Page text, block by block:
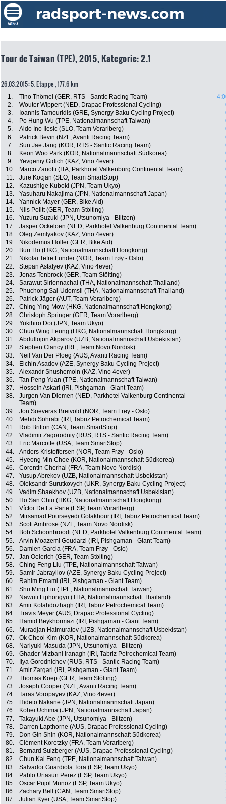
Tour de Taiwan (TPE), 2015, Kategorie: 2.1
26.03.2015: 5. Etappe , 177.6 km
1. Tino Thömel (GER, RTS - Santic Racing Team)
2.
Wouter Wippert (NED, Drapac Professional Cycling)
3.
Ioannis Tamouridis (GRE, Synergy Baku Cycling Project)
4.
Po Hung Wu (TPE, Nationalmannschaft Taiwan)
5.
Aldo Ino Ilesic (SLO, Team Vorarlberg)
6.
Patrick Bevin (NZL, Avanti Racing Team)
7.
Sun Jae Jang (KOR, RTS - Santic Racing Team)
8.
Keon Woo Park (KOR, Nationalmannschaft Südkorea)
9.
Yevgeniy Gidich (KAZ, Vino 4ever)
10.
Marco Zanotti (ITA, Parkhotel Valkenburg Continental Team)
11.
Jure Kocjan (SLO, Team SmartStop)
12.
Kazushige Kuboki (JPN, Team Ukyo)
13.
Yasuharu Nakajima (JPN, Nationalmannschaft Japan)
14.
Yannick Mayer (GER, Bike Aid)
15.
Nils Politt (GER, Team Stölting)
16.
Yuzuru Suzuki (JPN, Utsunomiya - Blitzen)
17.
Jasper Ockeloen (NED, Parkhotel Valkenburg Continental Team)
18.
Oleg Zemlyakov (KAZ, Vino 4ever)
19.
Nikodemus Holler (GER, Bike Aid)
20.
Burr Ho (HKG, Nationalmannschaft Hongkong)
21.
Nikolai Tefre Lunder (NOR, Team Frøy - Oslo)
22.
Stepan Astafyev (KAZ, Vino 4ever)
23.
Jonas Tenbrock (GER, Team Stölting)
24.
Sarawut Sirionnachai (THA, Nationalmannschaft Thailand)
25.
Phuchong Sai-Udomsil (THA, Nationalmannschaft Thailand)
26.
Patrick Jäger (AUT, Team Vorarlberg)
27.
Ching Ying Mow (HKG, Nationalmannschaft Hongkong)
28.
Christoph Springer (GER, Team Vorarlberg)
29.
Yukihiro Doi (JPN, Team Ukyo)
30.
Chun Wing Leung (HKG, Nationalmannschaft Hongkong)
31.
Abdullojon Akparov (UZB, Nationalmannschaft Usbekistan)
32.
Stephen Clancy (IRL, Team Novo Nordisk)
33.
Neil Van Der Ploeg (AUS, Avanti Racing Team)
34.
Elchin Asadov (AZE, Synergy Baku Cycling Project)
35.
Alexandr Shushemoin (KAZ, Vino 4ever)
36.
Tan Peng Yuan (TPE, Nationalmannschaft Taiwan)
37.
Hossein Askari (IRI, Pishgaman - Giant Team)
38.
Jurgen Van Diemen (NED, Parkhotel Valkenburg Continental
Team)
39. Jon Soeveras Breivold (NOR, Team Frøy - Oslo)
40.
Mehdi Sohrabi (IRI, Tabriz Petrochemical Team)
41.
Rob Britton (CAN, Team SmartStop)
42.
Vladimir Zagorodniy (RUS, RTS - Santic Racing Team)
43.
Eric Marcotte (USA, Team SmartStop)
44.
Anders Kristoffersen (NOR, Team Frøy - Oslo)
45.
Hyeong Min Choe (KOR, Nationalmannschaft Südkorea)
46.
Corentin Cherhal (FRA, Team Novo Nordisk)
47.
Yusup Abrekov (UZB, Nationalmannschaft Usbekistan)
48.
Oleksandr Surutkovych (UKR, Synergy Baku Cycling Project)
49.
Vadim Shaekhov (UZB, Nationalmannschaft Usbekistan)
50.
Ho San Chiu (HKG, Nationalmannschaft Hongkong)
51.
Víctor De La Parte (ESP, Team Vorarlberg)
52.
Mirsamad Pourseyedi Golakhour (IRI, Tabriz Petrochemical Team)
53.
Scott Ambrose (NZL, Team Novo Nordisk)
54.
Bob Schoonbroodt (NED, Parkhotel Valkenburg Continental Team)
55.
Arvin Moazemi Goudarzi (IRI, Pishgaman - Giant Team)
56.
Damien Garcia (FRA, Team Frøy - Oslo)
57.
Jan Oelerich (GER, Team Stölting)
58.
Ching Feng Liu (TPE, Nationalmannschaft Taiwan)
59.
Samir Jabrayilov (AZE, Synergy Baku Cycling Project)
60.
Rahim Emami (IRI, Pishgaman - Giant Team)
61.
Shu Ming Liu (TPE, Nationalmannschaft Taiwan)
62.
Nawuti Liphongyu (THA, Nationalmannschaft Thailand)
63.
Amir Kolahdozhagh (IRI, Tabriz Petrochemical Team)
64.
Travis Meyer (AUS, Drapac Professional Cycling)
65.
Hamid Beykhormazi (IRI, Pishgaman - Giant Team)
66.
Muradjan Halmuratov (UZB, Nationalmannschaft Usbekistan)
67.
Ok Cheol Kim (KOR, Nationalmannschaft Südkorea)
68.
Nariyuki Masuda (JPN, Utsunomiya - Blitzen)
69.
Ghader Mizbani Iranagh (IRI, Tabriz Petrochemical Team)
70.
Ilya Gorodnichev (RUS, RTS - Santic Racing Team)
71.
Amir Zargari (IRI, Pishgaman - Giant Team)
72.
Thomas Koep (GER, Team Stölting)
73.
Joseph Cooper (NZL, Avanti Racing Team)
74.
Taras Voropayev (KAZ, Vino 4ever)
75.
Hideto Nakane (JPN, Nationalmannschaft Japan)
76.
Kohei Uchima (JPN, Nationalmannschaft Japan)
77.
Takayuki Abe (JPN, Utsunomiya - Blitzen)
78.
Darren Lapthorne (AUS, Drapac Professional Cycling)
79.
Don Gin Shin (KOR, Nationalmannschaft Südkorea)
80.
Clément Koretzky (FRA, Team Vorarlberg)
81.
Bernard Sulzberger (AUS, Drapac Professional Cycling)
82.
Chun Kai Feng (TPE, Nationalmannschaft Taiwan)
83.
Salvador Guardiola Tora (ESP, Team Ukyo)
84.
Pablo Urtasun Perez (ESP, Team Ukyo)
85.
Oscar Pujol Munoz (ESP, Team Ukyo)
86.
Zachary Bell (CAN, Team SmartStop)
87.
Julian Kyer (USA, Team SmartStop)